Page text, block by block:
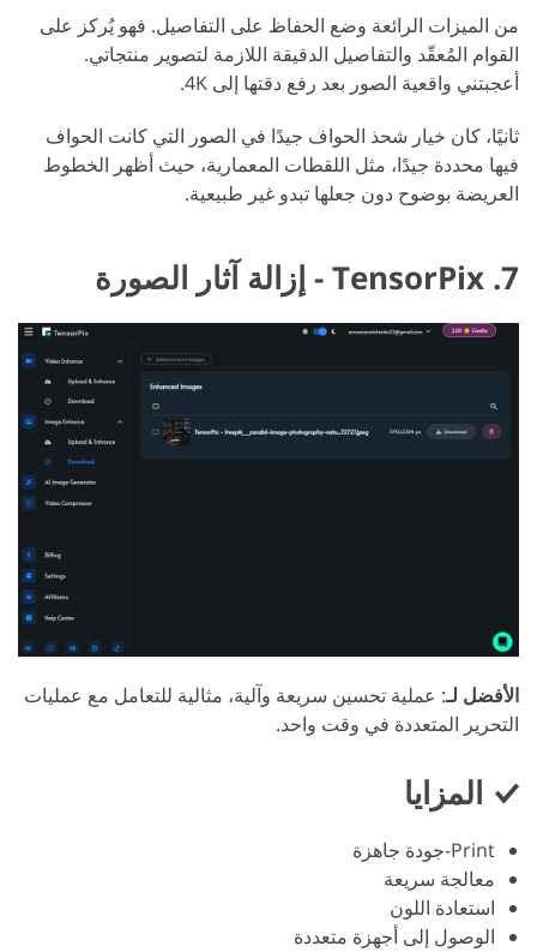
من الميزات الرائعة وضع الحفاظ على التفاصيل. فهو يُركز على
القوام المُعقّد والتفاصيل الدقيقة اللازمة لتصوير منتجاتي.
أعجبتني واقعية الصور بعد رفع دقتها إلى 4K.
ثانيًا، كان خيار شحذ الحواف جيدًا في الصور التي كانت الحواف
فيها محددة جيدًا، مثل اللقطات المعمارية، حيث أظهر الخطوط
العريضة بوضوح دون جعلها تبدو غير طبيعية.
7. TensorPix - إزالة آثار الصورة
الأفضل لـ: عملية تحسين سريعة وآلية، مثالية للتعامل مع عمليات
التحرير المتعددة في وقت واحد.
المزايا
Print-جودة جاهزة
معالجة سريعة
استعادة اللون
الوصول إلى أجهزة متعددة